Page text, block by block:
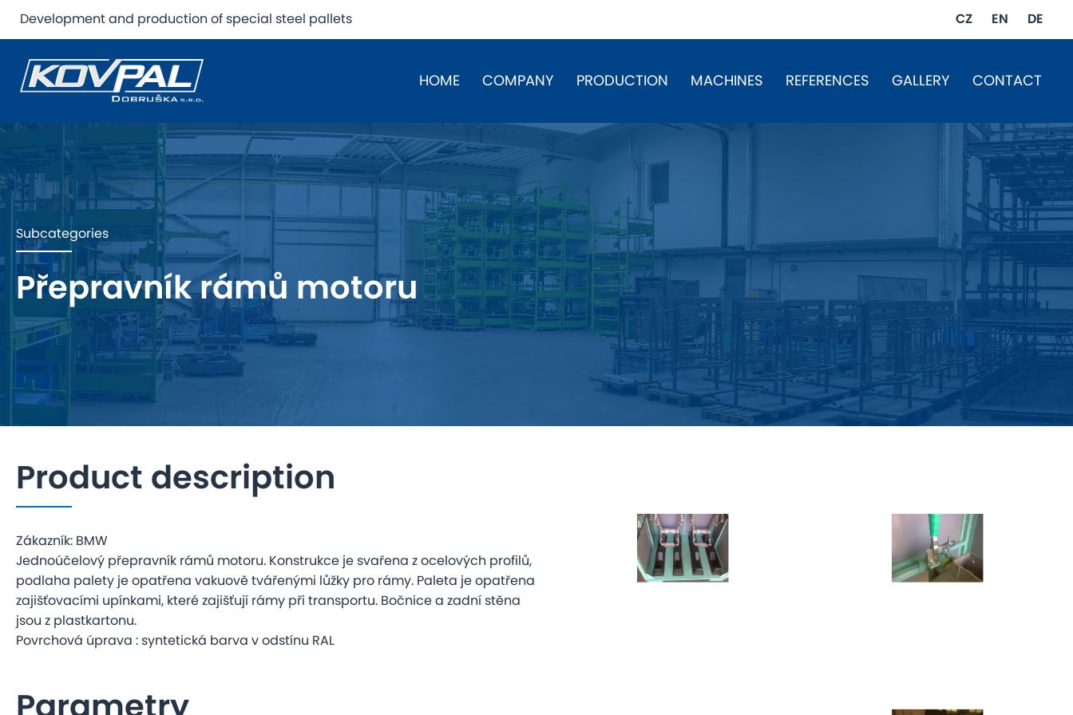
Development and production of special steel pallets CZ EN DE
HOME COMPANY PRODUCTION MACHINES REFERENCES GALLERY CONTACT
Subcategories
Přepravník rámů motoru
Product description
Zákazník: BMW
Jednoúčelový přepravník rámů motoru. Konstrukce je svařena z ocelových profilů,
podlaha palety je opatřena vakuově tvářenými lůžky pro rámy. Paleta je opatřena
zajišťovacími upínkami, které zajišťují rámy při transportu. Bočnice a zadní stěna
jsou z plastkartonu.
Povrchová úprava : syntetická barva v odstínu RAL
Parametry